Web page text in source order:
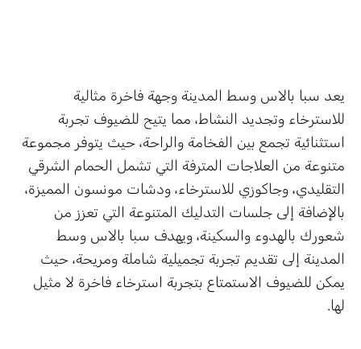
يعد سبا بالاس وسط المدينة وجهة فاخرة مثالية
للاسترخاء وتجديد النشاط، مما يتيح للضيوف تجربة
استثنائية تجمع بين الفخامة والراحة، حيث يتوفر مجموعة
متنوعة من العلاجات المترفة التي تشمل الحمام الشرقي
التقليدي، وجاكوزي للاسترخاء، ودشات مونسون المميزة،
بالإضافة إلى جلسات التدليك المتنوعة التي تعزز من
شعورك بالهدوء والسكينة، ويهدف سبا بالاس وسط
المدينة إلى تقديم تجربة تجميلية شاملة ومريحة، حيث
يمكن للضيوف الاستمتاع بتجربة استرخاء فاخرة لا مثيل
لها.